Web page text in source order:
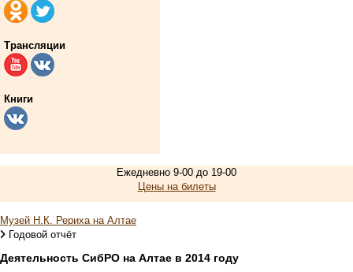
Трансляции
Книги
Ежедневно 9-00 до 19-00
Цены на билеты
Музей Н.К. Рериха на Алтае
Годовой отчёт
Деятельность СибРО на Алтае в 2014 году